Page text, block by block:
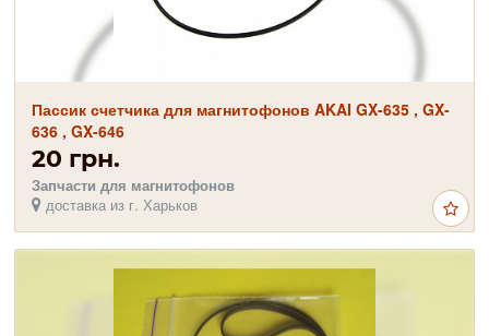
Пассик счетчика для магнитофонов AKAI GX-635 , GX-
636 , GX-646
20 грн.
Запчасти для магнитофонов
доставка из г. Харьков